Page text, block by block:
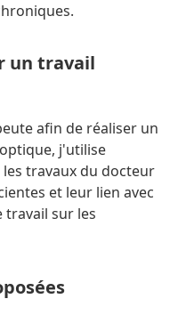
un travail
afin de réaliser un
j'utilise
travaux du docteur
et leur lien avec
travail sur les